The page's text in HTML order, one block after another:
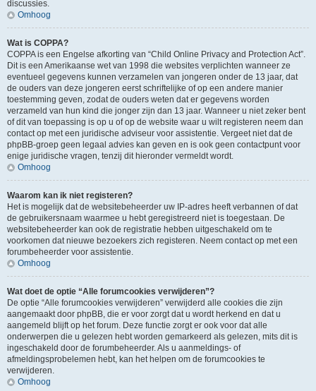
discussies.
Omhoog
Wat is COPPA?
COPPA is een Engelse afkorting van “Child Online Privacy and Protection Act”.
Dit is een Amerikaanse wet van 1998 die websites verplichten wanneer ze
eventueel gegevens kunnen verzamelen van jongeren onder de 13 jaar, dat
de ouders van deze jongeren eerst schriftelijke of op een andere manier
toestemming geven, zodat de ouders weten dat er gegevens worden
verzameld van hun kind die jonger zijn dan 13 jaar. Wanneer u niet zeker bent
of dit van toepassing is op u of op de website waar u wilt registeren neem dan
contact op met een juridische adviseur voor assistentie. Vergeet niet dat de
phpBB-groep geen legaal advies kan geven en is ook geen contactpunt voor
enige juridische vragen, tenzij dit hieronder vermeldt wordt.
Omhoog
Waarom kan ik niet registeren?
Het is mogelijk dat de websitebeheerder uw IP-adres heeft verbannen of dat
de gebruikersnaam waarmee u hebt geregistreerd niet is toegestaan. De
websitebeheerder kan ook de registratie hebben uitgeschakeld om te
voorkomen dat nieuwe bezoekers zich registeren. Neem contact op met een
forumbeheerder voor assistentie.
Omhoog
Wat doet de optie “Alle forumcookies verwijderen”?
De optie “Alle forumcookies verwijderen” verwijderd alle cookies die zijn
aangemaakt door phpBB, die er voor zorgt dat u wordt herkend en dat u
aangemeld blijft op het forum. Deze functie zorgt er ook voor dat alle
onderwerpen die u gelezen hebt worden gemarkeerd als gelezen, mits dit is
ingeschakeld door de forumbeheerder. Als u aanmeldings- of
afmeldingsprobelemen hebt, kan het helpen om de forumcookies te
verwijderen.
Omhoog